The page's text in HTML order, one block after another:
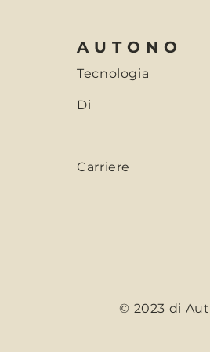
AUTONO
Tecnologia
Di
Carriere
© 2023 di